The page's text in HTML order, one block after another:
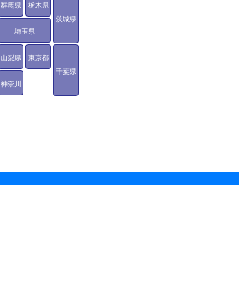
茨城県
栃木県
群馬県
埼玉県
千葉県
東京都
神奈川
山梨県